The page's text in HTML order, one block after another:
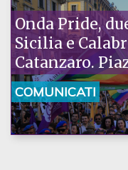
Onda Pride,
Sicilia e
Catanzaro.
la nostra
COMUNICATI